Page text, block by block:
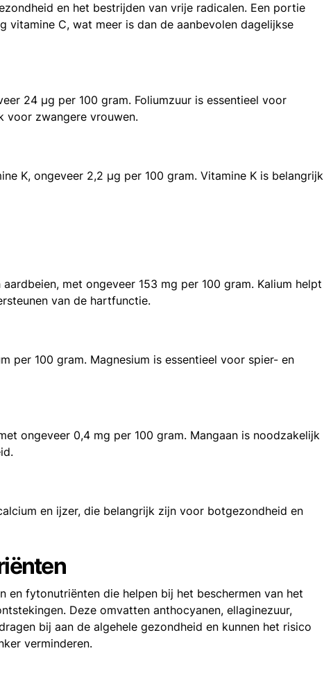
en het bestrijden van vrije radicalen. Een portie
vitamine C, wat meer is dan de aanbevolen dagelijkse
24 µg per 100 gram. Foliumzuur is essentieel voor
voor zwangere vrouwen.
K, ongeveer 2,2 µg per 100 gram. Vitamine K is belangrijk
met ongeveer 153 mg per 100 gram. Kalium helpt
van de hartfunctie.
per 100 gram. Magnesium is essentieel voor spier- en
ongeveer 0,4 mg per 100 gram. Mangaan is noodzakelijk
en ijzer, die belangrijk zijn voor botgezondheid en
en fytonutriënten die helpen bij het beschermen van het
Deze omvatten anthocyanen, ellaginezuur,
bij aan de algehele gezondheid en kunnen het risico
verminderen.